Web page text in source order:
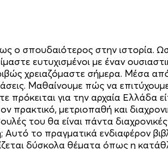
ο σπουδαιότερος στην ιστορία.
ευτυχισμένοι με έναν
χρειαζόμαστε σήμερα. Μέσα
Μαθαίνουμε πώς να
πρόκειται για την αρχαία
πρακτικό, μετριο­παθή και
του θα είναι πάντα
το πραγματικά ενδιαφέρον
δύσκολα θέματα όπως η